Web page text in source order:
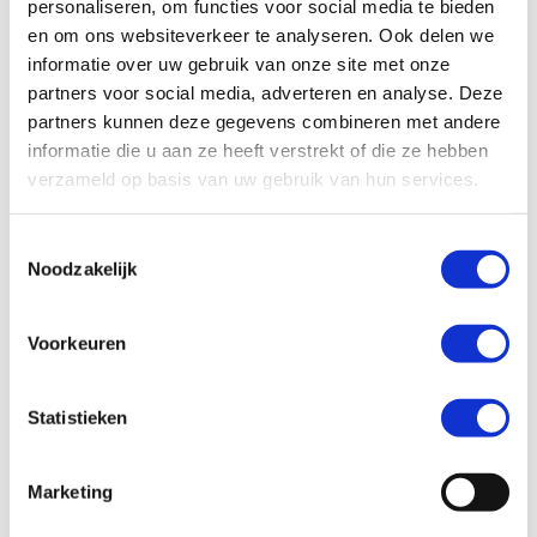
personaliseren, om functies voor social media te bieden
en om ons websiteverkeer te analyseren. Ook delen we
informatie over uw gebruik van onze site met onze
partners voor social media, adverteren en analyse. Deze
partners kunnen deze gegevens combineren met andere
informatie die u aan ze heeft verstrekt of die ze hebben
verzameld op basis van uw gebruik van hun services.
Noodzakelijk
Voorkeuren
Statistieken
Marketing
een voetbalveld.
Dikke darm
De reis gaat verder richting de dikke darm. Van de
boterham met pindakaasprutje is nu alleen nog afval
over. Alle voedingsstoffen zijn er uitgehaald. Het ziet er
dunne poep en geeft dit terug aan je lichaam. Nu begint
Spier
verplaatst zich, doordat de darm ‘knijpbewegingen’
je dit niet. Maar wanneer poep de dikke darm heeft
bereikt, kun je buikpijn en kramp krijgen, veroorzaakt